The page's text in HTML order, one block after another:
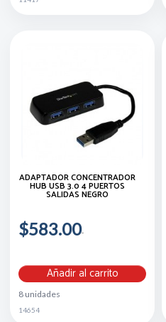
ADAPTADOR CONCENTRADOR
HUB USB 3.0 4 PUERTOS
SALIDAS NEGRO
$583.00
Añadir al carrito
8 unidades
14654